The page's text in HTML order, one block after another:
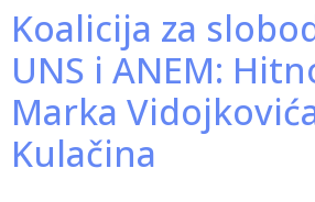
Koalicija za
UNS i ANEM:
Marka
Kulačina